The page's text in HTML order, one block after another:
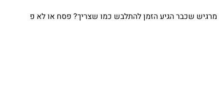
מרגיש שכבר הגיע הזמן להתלבש כמו שצריך? פסח או לא פ